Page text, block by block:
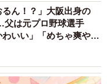
てきて、その変化が
添われたことが伝
るん！？」大阪出身の
父は元プロ野球選手
わいい」「めちゃ爽や